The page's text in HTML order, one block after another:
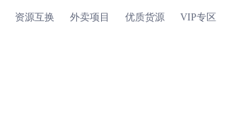
资源互换 外卖项目 优质货源 VIP专区